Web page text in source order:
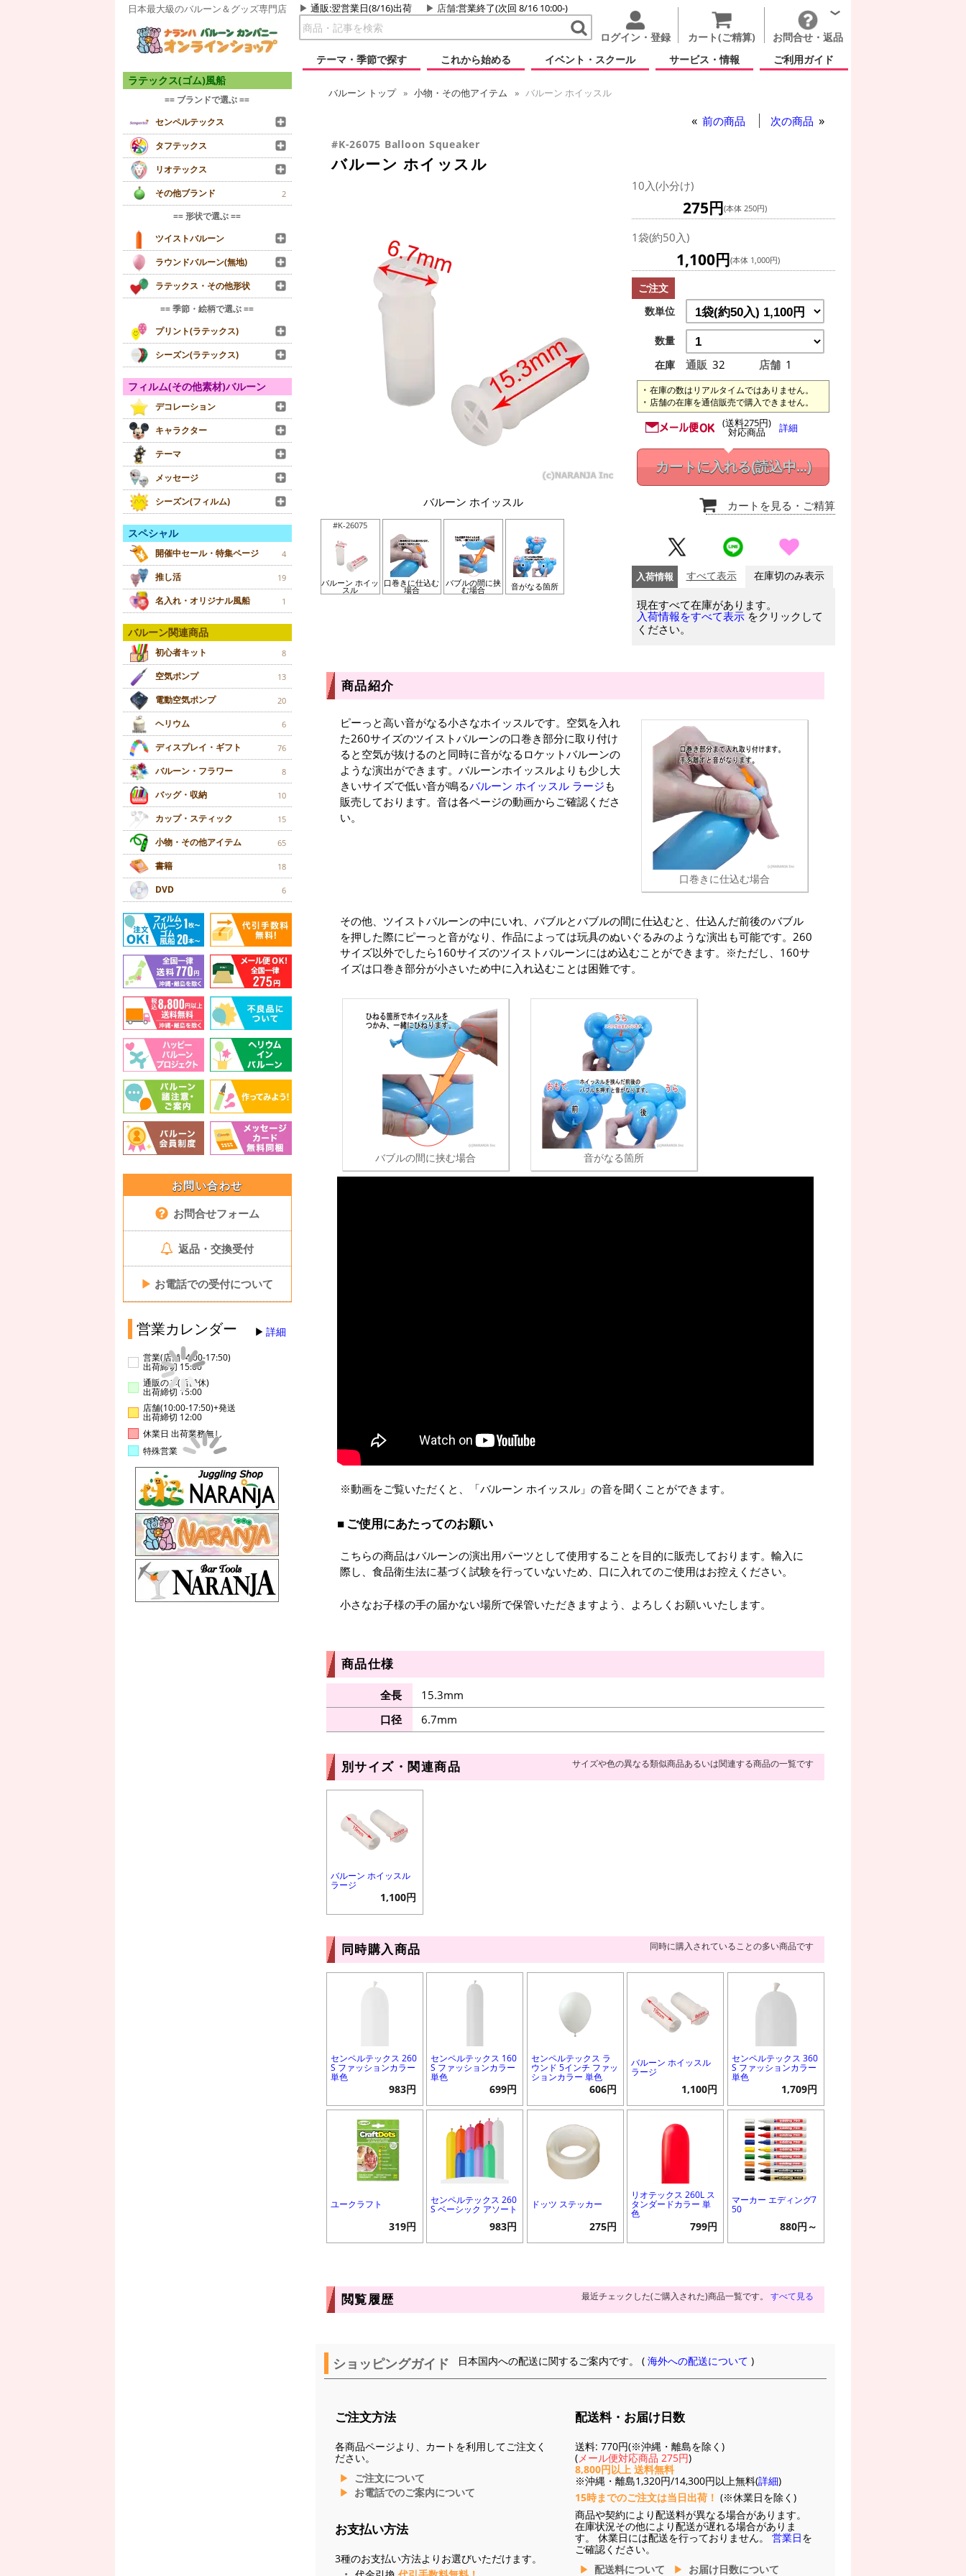
日本最大級のバルーン＆グッズ専門店 通販:翌営業日(8/16)出荷 店舗:営業終了(次回 8/16 10:00-)
ログイン・登録 カート(ご精算)
お問合せ・返品
テーマ・季節で探す
これから始める イベント・スクール サービス・情報 ご利用ガイド
ラテックス(ゴム)風船
== ブランドで選ぶ ==
センペルテックス
タフテックス
リオテックス
その他ブランド
2
== 形状で選ぶ ==
ツイストバルーン
ラウンドバルーン(無地)
ラテックス・その他形状
== 季節・絵柄で選ぶ ==
プリント(ラテックス)
シーズン(ラテックス)
フィルム(その他素材)バルーン
デコレーション
キャラクター
テーマ
メッセージ
シーズン(フィルム)
スペシャル
開催中セール・特集ページ 4
推し活 19
名入れ・オリジナル風船 1
バルーン関連商品
初心者キット 8
空気ポンプ 13
電動空気ポンプ 20
ヘリウム 6
ディスプレイ・ギフト 76
バルーン・フラワー 8
バッグ・収納 10
カップ・スティック 15
小物・その他アイテム 65
書籍 18
DVD 6
お問い合わせ
お問合せフォーム
返品・交換受付
▶ お電話での受付について
営業カレンダー 詳細
営業(店舗14:00-17:50)
出荷締切 15:00
通販のみ(店舗休)
出荷締切 15:00
店舗(10:00-17:50)+発送
出荷締切 12:00
休業日 出荷業務無し
特殊営業
バルーン トップ 小物・その他アイテム バルーン ホイッスル
前の商品 次の商品
#K-26075 Balloon Squeaker
バルーン ホイッスル
バルーン ホイッスル
#K-26075
バルーン ホイッ
スル
口巻きに仕込む
場合
バブルの間に挟
む場合 音がなる箇所
10入(小分け)
275円(本体 250円)
1袋(約50入)
1,100円(本体 1,000円)
ご注文
数単位
数量
在庫
通販 32 店舗 1
在庫の数はリアルタイムではありません。
店舗の在庫を通信販売で購入できません。
(送料275円)
対応商品 詳細
カートに入れる(読込中...)
カートを見る ・ご精算
入荷情報 すべて表示 在庫切のみ表示
現在すべて在庫があります。
入荷情報をすべて表示 をクリックして
ください。
商品紹介
口巻きに仕込む場合
ピーっと高い音がなる小さなホイッスルです。空気を入れ
た260サイズのツイストバルーンの口巻き部分に取り付け
ると空気が抜けるのと同時に音がなるロケットバルーンの
ような演出ができます。バルーンホイッスルよりも少し大
きいサイズで低い音が鳴るバルーン ホイッスル ラージも
販売しております。音は各ページの動画からご確認くださ
い。
その他、ツイストバルーンの中にいれ、バブルとバブルの間に仕込むと、仕込んだ前後のバブル
を押した際にピーっと音がなり、作品によっては玩具のぬいぐるみのような演出も可能です。260
サイズ以外でしたら160サイズのツイストバルーンにはめ込むことができます。※ただし、160サ
イズは口巻き部分が小さいため中に入れ込むことは困難です。
バブルの間に挟む場合 音がなる箇所
※動画をご覧いただくと、「バルーン ホイッスル」の音を聞くことができます。
ご使用にあたってのお願い
こちらの商品はバルーンの演出用パーツとして使用することを目的に販売しております。輸入に
際し、食品衛生法に基づく試験を行っていないため、口に入れてのご使用はお控えください。
小さなお子様の手の届かない場所で保管いただきますよう、よろしくお願いいたします。
商品仕様
全長
15.3mm
口径
6.7mm
別サイズ・関連商品 サイズや色の異なる類似商品あるいは関連する商品の一覧です
バルーン ホイッスル
ラージ
1,100円
同時購入商品 同時に購入されていることの多い商品です
センペルテックス 260
S ファッションカラー
単色
983円
センペルテックス 160
S ファッションカラー
単色
699円
センペルテックス ラ
ウンド 5インチ ファッ
ションカラー 単色
606円
バルーン ホイッスル
ラージ
1,100円
センペルテックス 360
S ファッションカラー
単色
1,709円
ユークラフト
319円
センペルテックス 260
S ベーシック アソート
983円
ドッツ ステッカー
275円
リオテックス 260L ス
タンダードカラー 単
色
799円
マーカー エディング7
50
880円～
閲覧履歴 最近チェックした(ご購入された)商品一覧です。 すべて見る
ショッピングガイド 日本国内への配送に関するご案内です。 (海外への配送について )
ご注文方法
各商品ページより、カートを利用してご注文く
ださい。
ご注文について
お電話でのご案内について
お支払い方法
3種のお支払い方法よりお選びいただけます。
配送料・お届け日数
送料: 770円(※沖縄・離島を除く)
(メール便対応商品 275円)
8,800円以上 送料無料
※沖縄・離島1,320円/14,300円以上無料(詳細)
15時までのご注文は当日出荷！ (※休業日を除く)
商品や契約により配送料が異なる場合があります。
在庫状況その他により配送が遅れる場合がありま
す。 休業日には配送を行っておりません。 営業日を
ご確認ください。
配送料について
お届け日数について